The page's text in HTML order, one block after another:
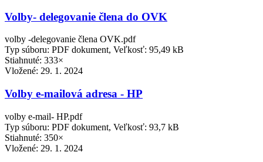
Volby- delegovanie člena do OVK
volby -delegovanie člena OVK.pdf
Typ súboru: PDF dokument, Veľkosť: 95,49 kB
Stiahnuté: 333×
Vložené: 29. 1. 2024
Volby e-mailová adresa - HP
volby e-mail- HP.pdf
Typ súboru: PDF dokument, Veľkosť: 93,7 kB
Stiahnuté: 350×
Vložené: 29. 1. 2024